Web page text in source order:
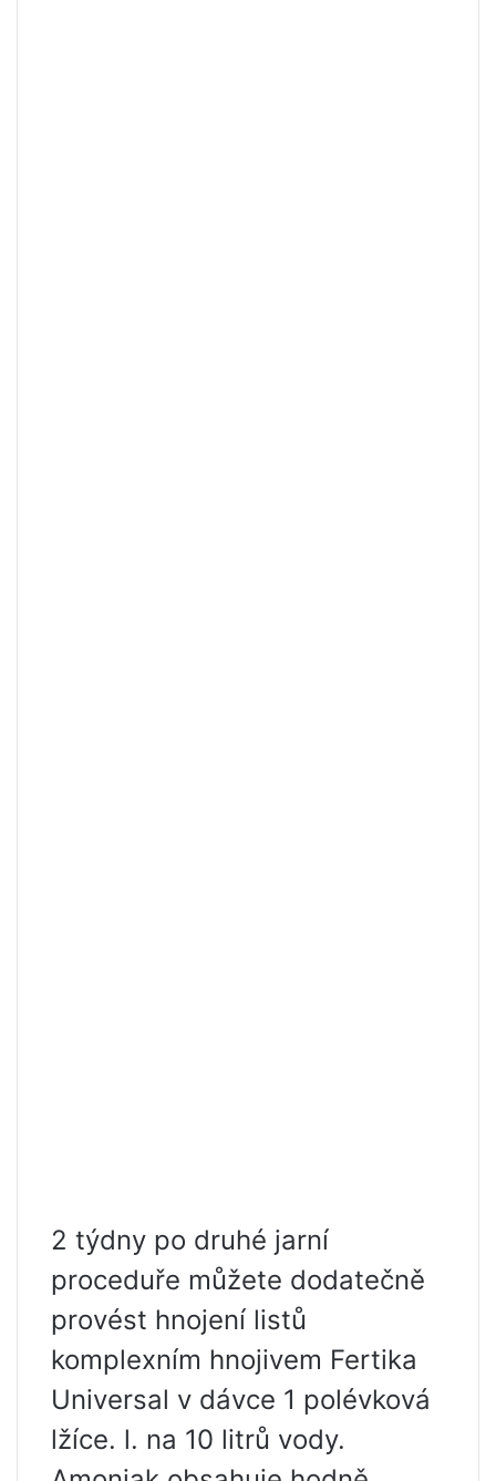
2 týdny po druhé jarní
proceduře můžete dodatečně
provést hnojení listů
komplexním hnojivem Fertika
Universal v dávce 1 polévková
lžíce. l. na 10 litrů vody.